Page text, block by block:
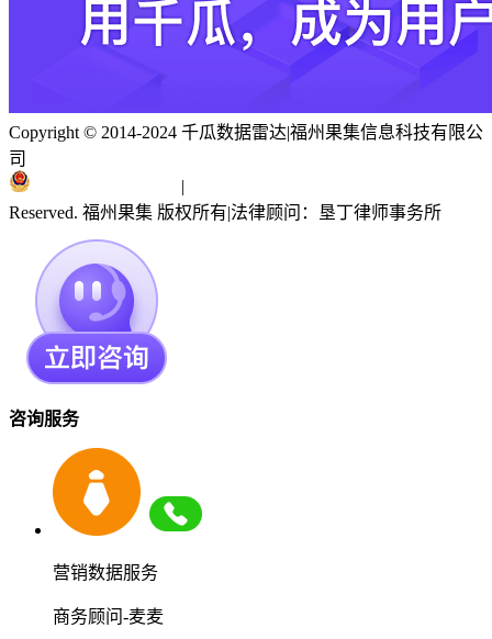
Copyright © 2014-2024 千瓜数据雷达|福州果集信息科技有限公
司
|
Reserved. 福州果集 版权所有|法律顾问：垦丁律师事务所
咨询服务
营销数据服务
商务顾问-麦麦